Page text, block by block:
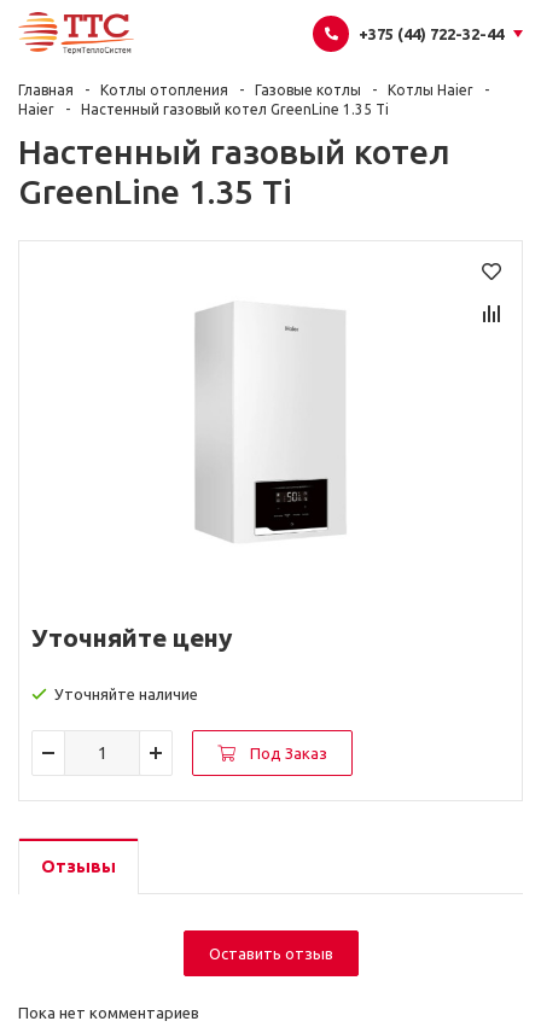
+375 (44) 722-32-44
Главная Котлы отопления Газовые котлы
Котлы Haier
Haier
Настенный газовый котел GreenLine 1.35 Ti
Настенный газовый котел
GreenLine 1.35 Ti
Уточняйте цену
Уточняйте наличие
Под Заказ
Отзывы
Оставить отзыв
Пока нет комментариев